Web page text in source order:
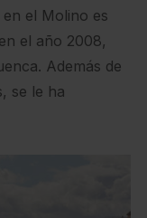
el Molino es
el año 2008,
Además de
se le ha